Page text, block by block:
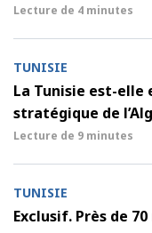
Lecture de 4 minutes
TUNISIE
La Tunisie est-elle
stratégique de
Lecture de 9 minutes
TUNISIE
Exclusif. Près de